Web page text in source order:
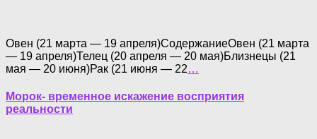
Овен (21 марта — 19 апреля)СодержаниеОвен (21 марта
— 19 апреля)Телец (20 апреля — 20 мая)Близнецы (21
мая — 20 июня)Рак (21 июня — 22…
Морок- временное искажение восприятия
реальности